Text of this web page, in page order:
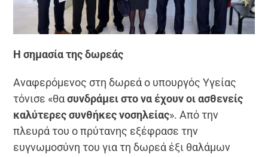
Η σημασία της δωρεάς
Αναφερόμενος στη δωρεά ο υπουργός Υγείας
τόνισε «θασυνδράμει στο να έχουν οι ασθενείς
καλύτερες συνθήκες νοσηλείας». Από την
πλευρά του ο πρύτανης εξέφρασε την
ευγνωμοσύνη του για τη δωρεά έξι θαλάμων